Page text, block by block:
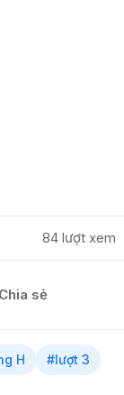
84 lượt xem
sẻ
H
#lượt 3